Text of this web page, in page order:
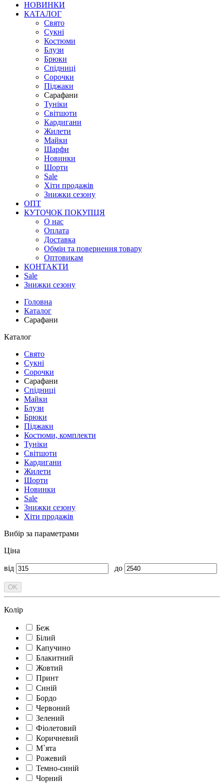
НОВИНКИ
КАТАЛОГ
Свято
Сукні
Костюми
Блузи
Брюки
Спідниці
Сорочки
Піджаки
Сарафани
Туніки
Світшоти
Кардигани
Жилети
Майки
Шарфи
Новинки
Шорти
Sale
Хіти продажів
Знижки сезону
ОПТ
КУТОЧОК ПОКУПЦЯ
О нас
Оплата
Доставка
Обмін та повернення товару
Оптовикам
КОНТАКТИ
Sale
Знижки сезону
Головна
Каталог
Сарафани
Каталог
Свято
Сукні
Сорочки
Сарафани
Спідниці
Майки
Блузи
Брюки
Піджаки
Костюми, комплекти
Туніки
Світшоти
Кардигани
Жилети
Шорти
Новинки
Sale
Знижки сезону
Хіти продажів
Вибір за параметрами
Ціна
від до
Колір
Беж
Білий
Капучино
Блакитний
Жовтий
Принт
Синій
Бордо
Червоний
Зелений
Фіолетовий
Коричневий
М`ята
Рожевий
Темно-синій
Чорний